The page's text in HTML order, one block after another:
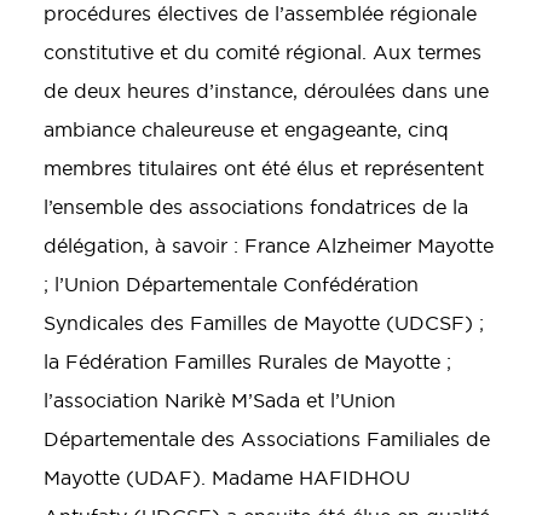
procédures électives de l’assemblée régionale
constitutive et du comité régional. Aux termes
de deux heures d’instance, déroulées dans une
ambiance chaleureuse et engageante, cinq
membres titulaires ont été élus et représentent
l’ensemble des associations fondatrices de la
délégation, à savoir : France Alzheimer Mayotte
; l’Union Départementale Confédération
Syndicales des Familles de Mayotte (UDCSF) ;
la Fédération Familles Rurales de Mayotte ;
l’association Narikè M’Sada et l’Union
Départementale des Associations Familiales de
Mayotte (UDAF). Madame HAFIDHOU